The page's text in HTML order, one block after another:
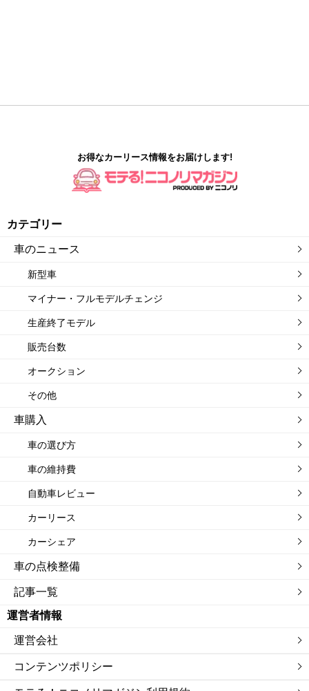
お得なカーリース情報をお届けします!
カテゴリー
車のニュース
新型車
マイナー・フルモデルチェンジ
生産終了モデル
販売台数
オークション
その他
車購入
車の選び方
車の維持費
自動車レビュー
カーリース
カーシェア
車の点検整備
記事一覧
運営者情報
運営会社
コンテンツポリシー